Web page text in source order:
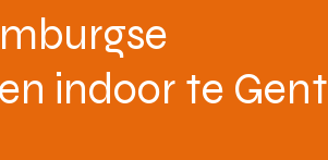
indoor te Gent